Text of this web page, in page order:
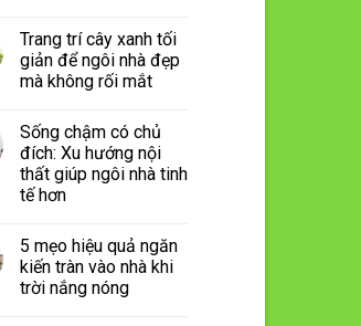
Trang trí cây xanh tối
giản để ngôi nhà đẹp
mà không rối mắt
Sống chậm có chủ
đích: Xu hướng nội
thất giúp ngôi nhà tinh
tế hơn
5 mẹo hiệu quả ngăn
kiến tràn vào nhà khi
trời nắng nóng